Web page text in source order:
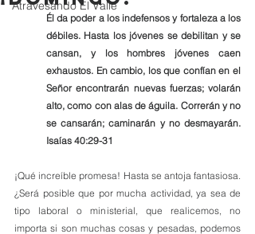
Atravesando El Valle
Él da poder a los indefensos y fortaleza a los
débiles. Hasta los jóvenes se debilitan y se
cansan, y los hombres jóvenes caen
exhaustos. En cambio, los que confían en el
Señor encontrarán nuevas fuerzas; volarán
alto, como con alas de águila. Correrán y no
se cansarán; caminarán y no desmayarán.
Isaías 40:29-31
¡Qué increíble promesa! Hasta se antoja fantasiosa.
¿Será posible que por mucha actividad, ya sea de
tipo laboral o ministerial, que realicemos, no
importa si son muchas cosas y pesadas, podemos